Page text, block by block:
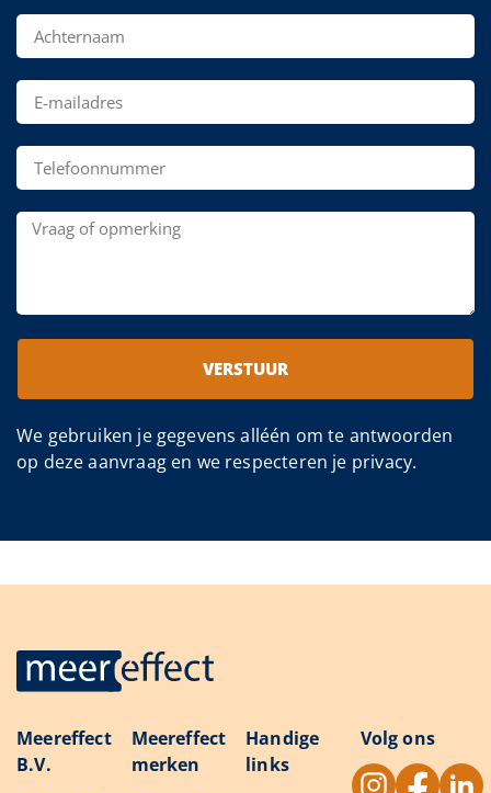
VERSTUUR
We gebruiken je gegevens alléén om te antwoorden
op deze aanvraag en we respecteren je privacy.
Meereffect
B.V.
Meereffect
merken
Handige
links
Volg ons